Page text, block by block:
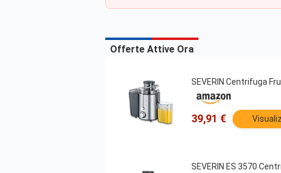
Offerte Attive Ora
SEVERIN Centrifuga
39,91 €
SEVERIN ES 3570